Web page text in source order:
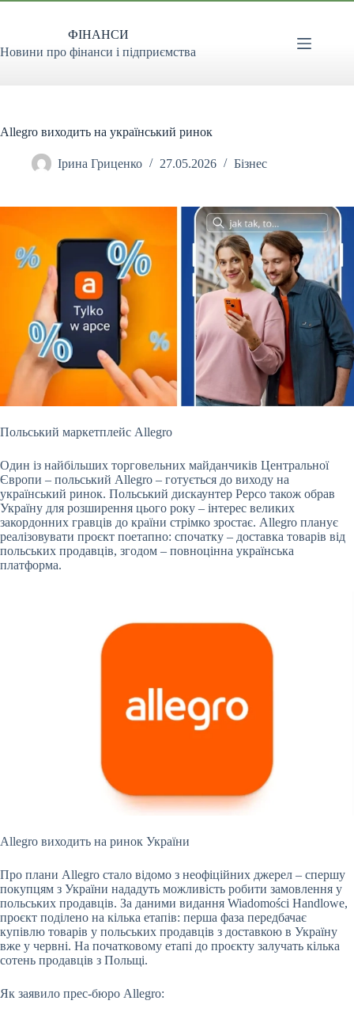
Перейти
ФІНАНСИ
Новини про фінанси і підприємства
Allegro виходить на український ринок
Ірина Гриценко 27.05.2026 Бізнес
Польський маркетплейс Allegro
Один із найбільших торговельних майданчиків Центральної
Європи – польський Allegro – готується до виходу на
український ринок. Польський дискаунтер Pepco також обрав
Україну для розширення цього року – інтерес великих
закордонних гравців до країни стрімко зростає. Allegro планує
реалізовувати проєкт поетапно: спочатку – доставка товарів від
польських продавців, згодом – повноцінна українська
платформа.
Allegro виходить на ринок України
Про плани Allegro стало відомо з неофіційних джерел – спершу
покупцям з України нададуть можливість робити замовлення у
польських продавців. За даними видання Wiadomości Handlowe,
проєкт поділено на кілька етапів: перша фаза передбачає
купівлю товарів у польських продавців з доставкою в Україну
вже у червні. На початковому етапі до проєкту залучать кілька
сотень продавців з Польщі.
Як заявило прес-бюро Allegro: